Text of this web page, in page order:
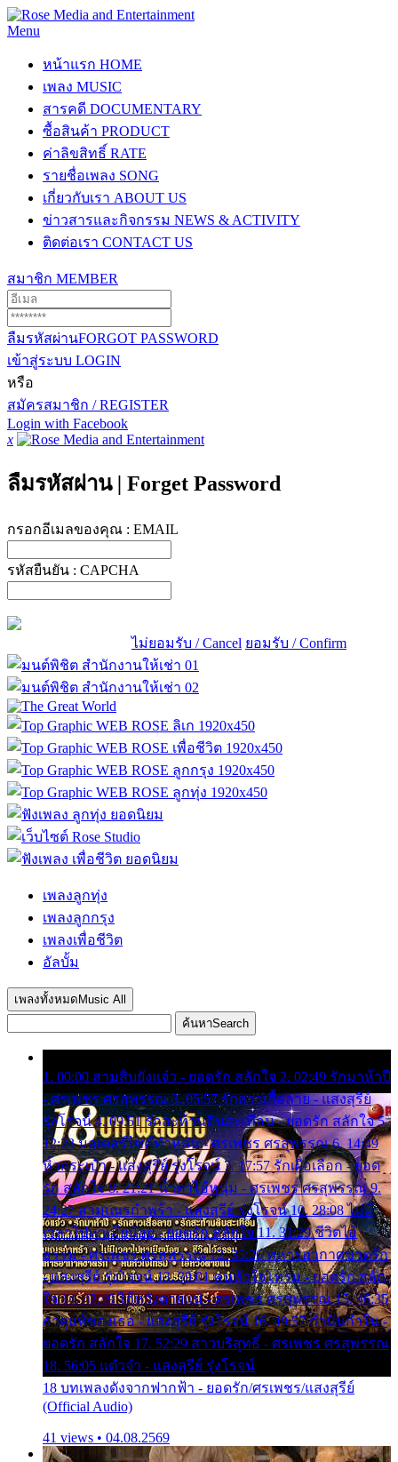
Menu
หน้าแรก HOME
เพลง MUSIC
สารคดี DOCUMENTARY
ซื้อสินค้า PRODUCT
ค่าลิขสิทธิ์ RATE
รายชื่อเพลง SONG
เกี่ยวกับเรา ABOUT US
ข่าวสารและกิจกรรม NEWS & ACTIVITY
ติดต่อเรา CONTACT US
สมาชิก MEMBER
ลืมรหัสผ่านFORGOT PASSWORD
เข้าสู่ระบบ LOGIN
หรือ
สมัครสมาชิก / REGISTER
Login with Facebook
x
ลืมรหัสผ่าน | Forget Password
กรอกอีเมลของคุณ : EMAIL
รหัสยืนยัน : CAPCHA
ไม่ยอมรับ / Cancel ยอมรับ / Confirm
เพลงลูกทุ่ง
เพลงลูกกรุง
เพลงเพื่อชีวิต
อัลบั้ม
เพลงทั้งหมด Music All
ค้นหาSearch
1. 00:00 สามสิบยังแจ๋ว - ยอดรัก สลักใจ 2. 02:49 รักมาห้าปี
- ศรเพชร ศรสุพรรณ 3. 05:57 รักสาวเสื้อลาย - แสงสุรีย์
รุ่งโรจน์ 4. 09:51 รักสะท้านดินสะเทือน - ยอดรัก สลักใจ 5.
12:23 มอเตอร์ไซค์ทำหล่น - ศรเพชร ศรสุพรรณ 6. 14:49
หิ้วกระเป๋า - แสงสุรีย์ รุ่งโรจน์ 7. 17:57 รักเผื่อเลือก - ยอด
รัก สลักใจ 8. 21:21 น้ำตาไอ้หนุ่ม - ศรเพชร ศรสุพรรณ 9.
24:27 สามเณรกำพร้า - แสงสุรีย์ รุ่งโรจน์ 10. 28:08 ไม่มี
เวลาไปหาเมียน้อย - ยอดรัก สลักใจ 11. 31:29 ชีวิตไอ้
ธรรม - ศรเพชร ศรสุพรรณ 12. 35:26 ทหารอากาศขาดรัก
- แสงสุรีย์ รุ่งโรจน์ 13. 39:01 คนหัวใจโทรม - ยอดรัก สลัก
ใจ 14. 42:49 ไอ้หวังตายแน่ - ศรเพชร ศรสุพรรณ 15. 46:35
ธาตุแท้ของเธอ - แสงสุรีย์ รุ่งโรจน์ 16. 49:57 กำนันกำใน -
ยอดรัก สลักใจ 17. 52:29 สาวบริสุทธิ์ - ศรเพชร ศรสุพรรณ
18. 56:05 แต๋วจ๋า - แสงสุรีย์ รุ่งโรจน์
18 บทเพลงดังจากฟากฟ้า - ยอดรัก/ศรเพชร/แสงสุรีย์
(Official Audio)
41 views • 04.08.2569